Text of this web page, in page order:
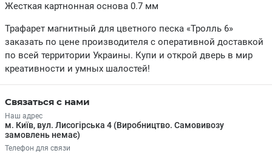
Жесткая картнонная основа 0.7 мм
Трафарет магнитный для цветного песка «Тролль 6»
заказать по цене производителя с оперативной доставкой
по всей территории Украины. Купи и открой дверь в мир
креативности и умных шалостей!
Связаться с нами
Наш адрес
м. Київ, вул. Лисогірська 4 (Виробництво. Самовивозу
замовлень немає)
Телефон для связи